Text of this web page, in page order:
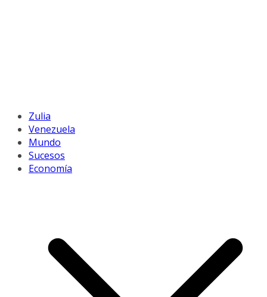
Zulia
Venezuela
Mundo
Sucesos
Economía